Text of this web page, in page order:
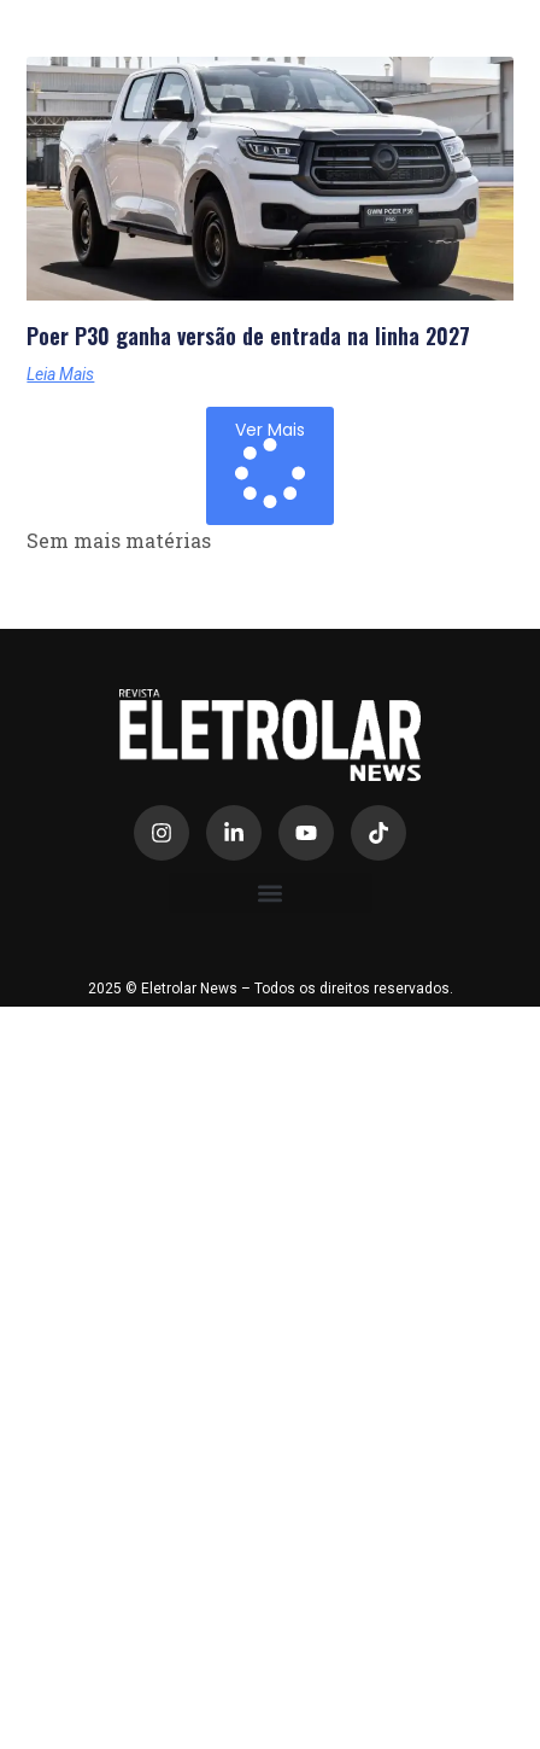
Poer P30 ganha versão de entrada na linha 2027
Leia Mais
Ver Mais
Sem mais matérias
2025 © Eletrolar News – Todos os direitos reservados.